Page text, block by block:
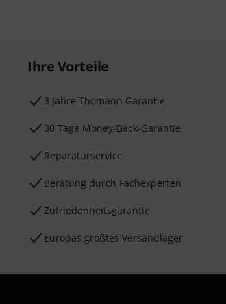
Ihre Vorteile
3 Jahre Thomann Garantie
30 Tage Money-Back-Garantie
Reparaturservice
Beratung durch Fachexperten
Zufriedenheitsgarantie
Europas größtes Versandlager